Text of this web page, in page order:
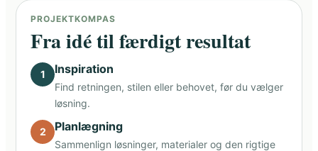
PROJEKTKOMPAS
Fra idé til færdigt resultat
1 Inspiration
Find retningen, stilen eller behovet, før du vælger
løsning.
2 Planlægning
Sammenlign løsninger, materialer og den rigtige